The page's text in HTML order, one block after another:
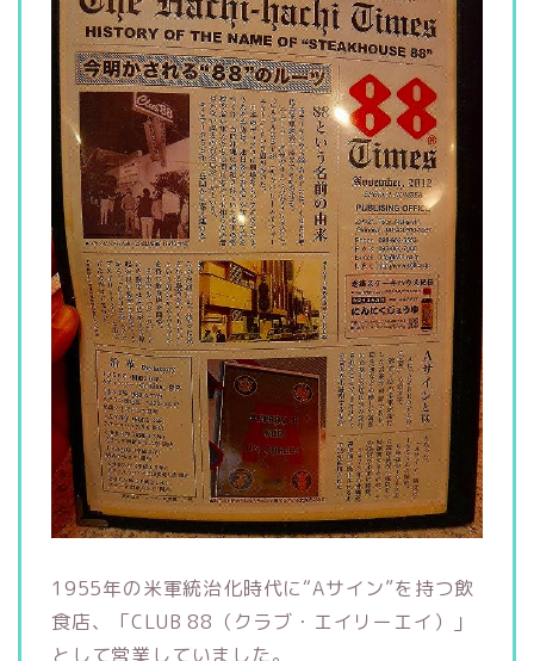
1955年の米軍統治化時代に“Aサイン”を持つ飲
食店、「CLUB 88（クラブ・エイリーエイ）」
として営業していました。